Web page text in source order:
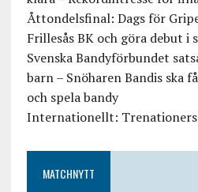
Åttondelsfinal: Dags för
Frillesås BK och göra debut i
Svenska Bandyförbundet
barn – Snöharen Bandis ska
och spela bandy
Internationellt:
MATCHNYTT